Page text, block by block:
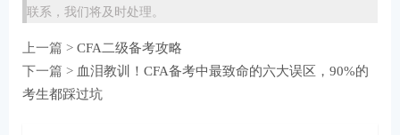
联系，我们将及时处理。
上一篇 > CFA二级备考攻略
下一篇 > 血泪教训！CFA备考中最致命的六大误区，90%的
考生都踩过坑